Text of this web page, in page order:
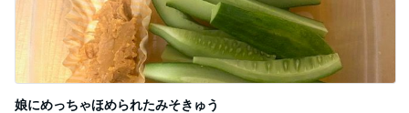
娘にめっちゃほめられたみそきゅう